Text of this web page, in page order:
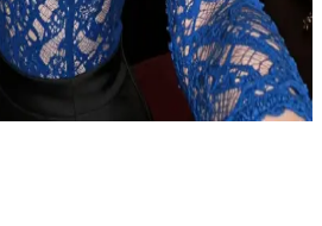
τι συμβαίνει και να σου
μόλις μάθει την αλήθεια. \nΝιώθεις
της ανοιχτείς;